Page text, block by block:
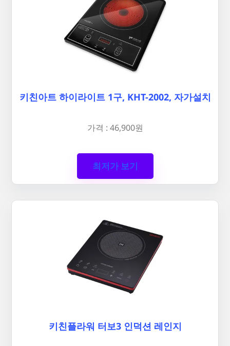
키친아트 하이라이트 1구, KHT-2002, 자가설치
가격 : 46,900원
최저가 보기
키친플라워 터보3 인덕션 레인지